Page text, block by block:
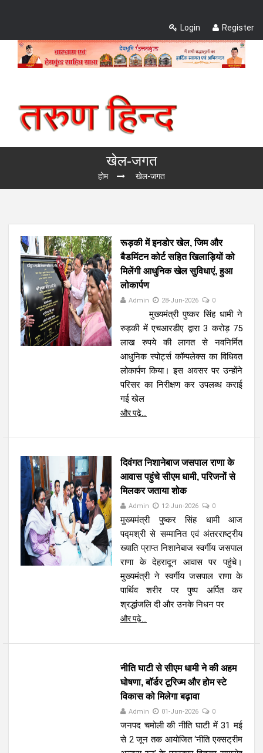
Login Register
खेल-जगत
होम खेल-जगत
रूड़की में इनडोर खेल, जिम और
बैडमिंटन कोर्ट सहित खिलाड़ियों को
मिलेंगी आधुनिक खेल सुविधाएं, हुआ
लोकार्पण
Admin 28-Jun-2026 0
मुख्यमंत्री पुष्कर सिंह धामी ने
रुड़की में एचआरडीए द्वारा 3 करोड़ 75
लाख रुपये की लागत से नवनिर्मित
आधुनिक स्पोर्ट्स कॉम्पलेक्स का विधिवत
लोकार्पण किया। इस अवसर पर उन्होंने
परिसर का निरीक्षण कर उपलब्ध कराई
गई खेल
और पढ़े...
दिवंगत निशानेबाज जसपाल राणा के
आवास पहुंचे सीएम धामी, परिजनों से
मिलकर जताया शोक
Admin 12-Jun-2026 0
मुख्यमंत्री पुष्कर सिंह धामी आज
पद्मश्री से सम्मानित एवं अंतरराष्ट्रीय
ख्याति प्राप्त निशानेबाज स्वर्गीय जसपाल
राणा के देहरादून आवास पर पहुंचे।
मुख्यमंत्री ने स्वर्गीय जसपाल राणा के
पार्थिव शरीर पर पुष्प अर्पित कर
श्रद्धांजलि दी और उनके निधन पर
और पढ़े...
नीति घाटी से सीएम धामी ने की अहम
घोषणा, बॉर्डर टूरिज्म और होम स्टे
विकास को मिलेगा बढ़ावा
Admin 01-Jun-2026 0
जनपद चमोली की नीति घाटी में 31 मई
से 2 जून तक आयोजित ‘नीति एक्सट्रीम